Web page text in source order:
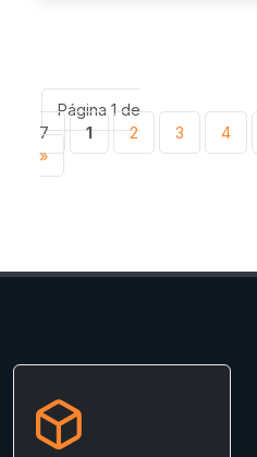
Página 1 de
7
1 2 3 4
»